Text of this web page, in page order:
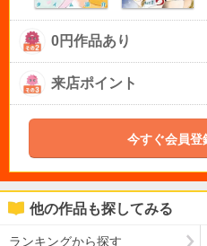
0円作品あり
来店ポイント
今すぐ会員登
他の作品も探してみる
ランキングから探す